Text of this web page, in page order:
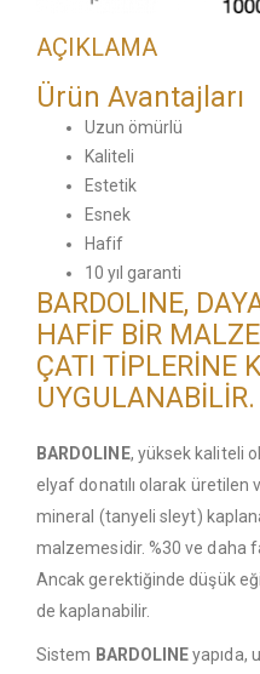
AÇIKLAMA
Ürün Avantajları
Uzun ömürlü
Kaliteli
Estetik
Esnek
Hafif
10 yıl garanti
BARDOLINE,
HAFİF BİR
ÇATI TİPLERİNE
UYGULANABİLİR.
BARDOLINE, yüksek kaliteli
elyaf donatılı olarak
mineral (tanyeli sleyt)
malzemesidir. %30 ve daha
Ancak gerektiğinde düşük
de kaplanabilir.
Sistem BARDOLINEyapıda,